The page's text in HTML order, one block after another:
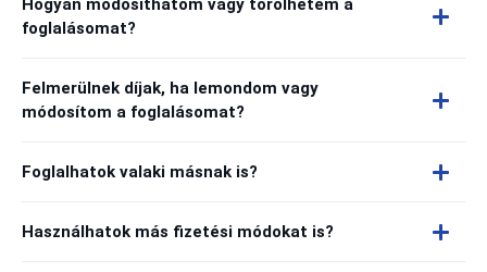
Hogyan módosíthatom vagy törölhetem a
foglalásomat?
Felmerülnek díjak, ha lemondom vagy
módosítom a foglalásomat?
Foglalhatok valaki másnak is?
Használhatok más fizetési módokat is?